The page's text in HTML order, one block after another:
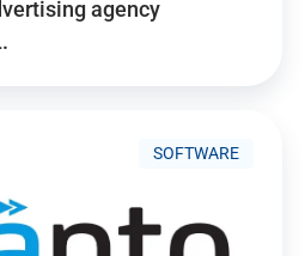
agency
SOFTWARE